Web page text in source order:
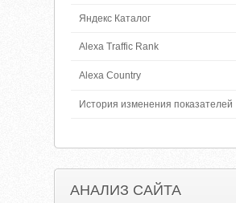
Яндекс Каталог
Alexa Traffic Rank
Alexa Country
История изменения показателей
АНАЛИЗ САЙТА